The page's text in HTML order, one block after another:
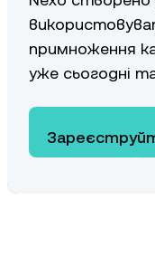
примноження
уже сьогодні